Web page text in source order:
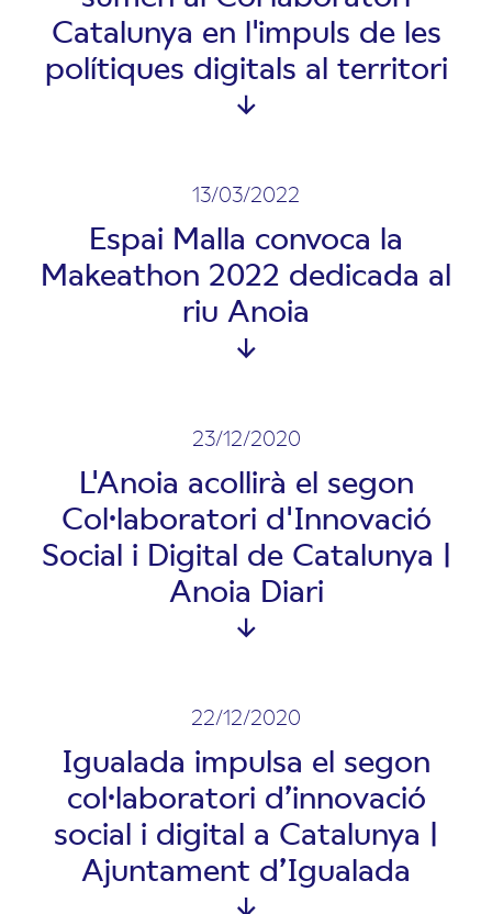
Catalunya en l'impuls de les
polítiques digitals al territori
13/03/2022
Espai Malla convoca la
Makeathon 2022 dedicada al
riu Anoia
23/12/2020
L'Anoia acollirà el segon
Col·laboratori d'Innovació
Social i Digital de Catalunya |
Anoia Diari
22/12/2020
Igualada impulsa el segon
col·laboratori d’innovació
social i digital a Catalunya |
Ajuntament d’Igualada